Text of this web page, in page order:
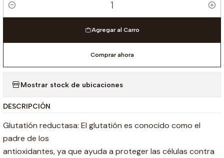
Cantidad
Agregar al Carro
Comprar ahora
Mostrar stock de ubicaciones
DESCRIPCIÓN
Glutatión reductasa: El glutatión es conocido como el
padre de los
antioxidantes, ya que ayuda a proteger las células contra